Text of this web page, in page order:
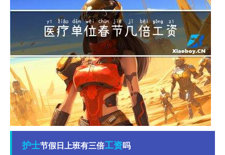
护士节假日上班有三倍工资吗